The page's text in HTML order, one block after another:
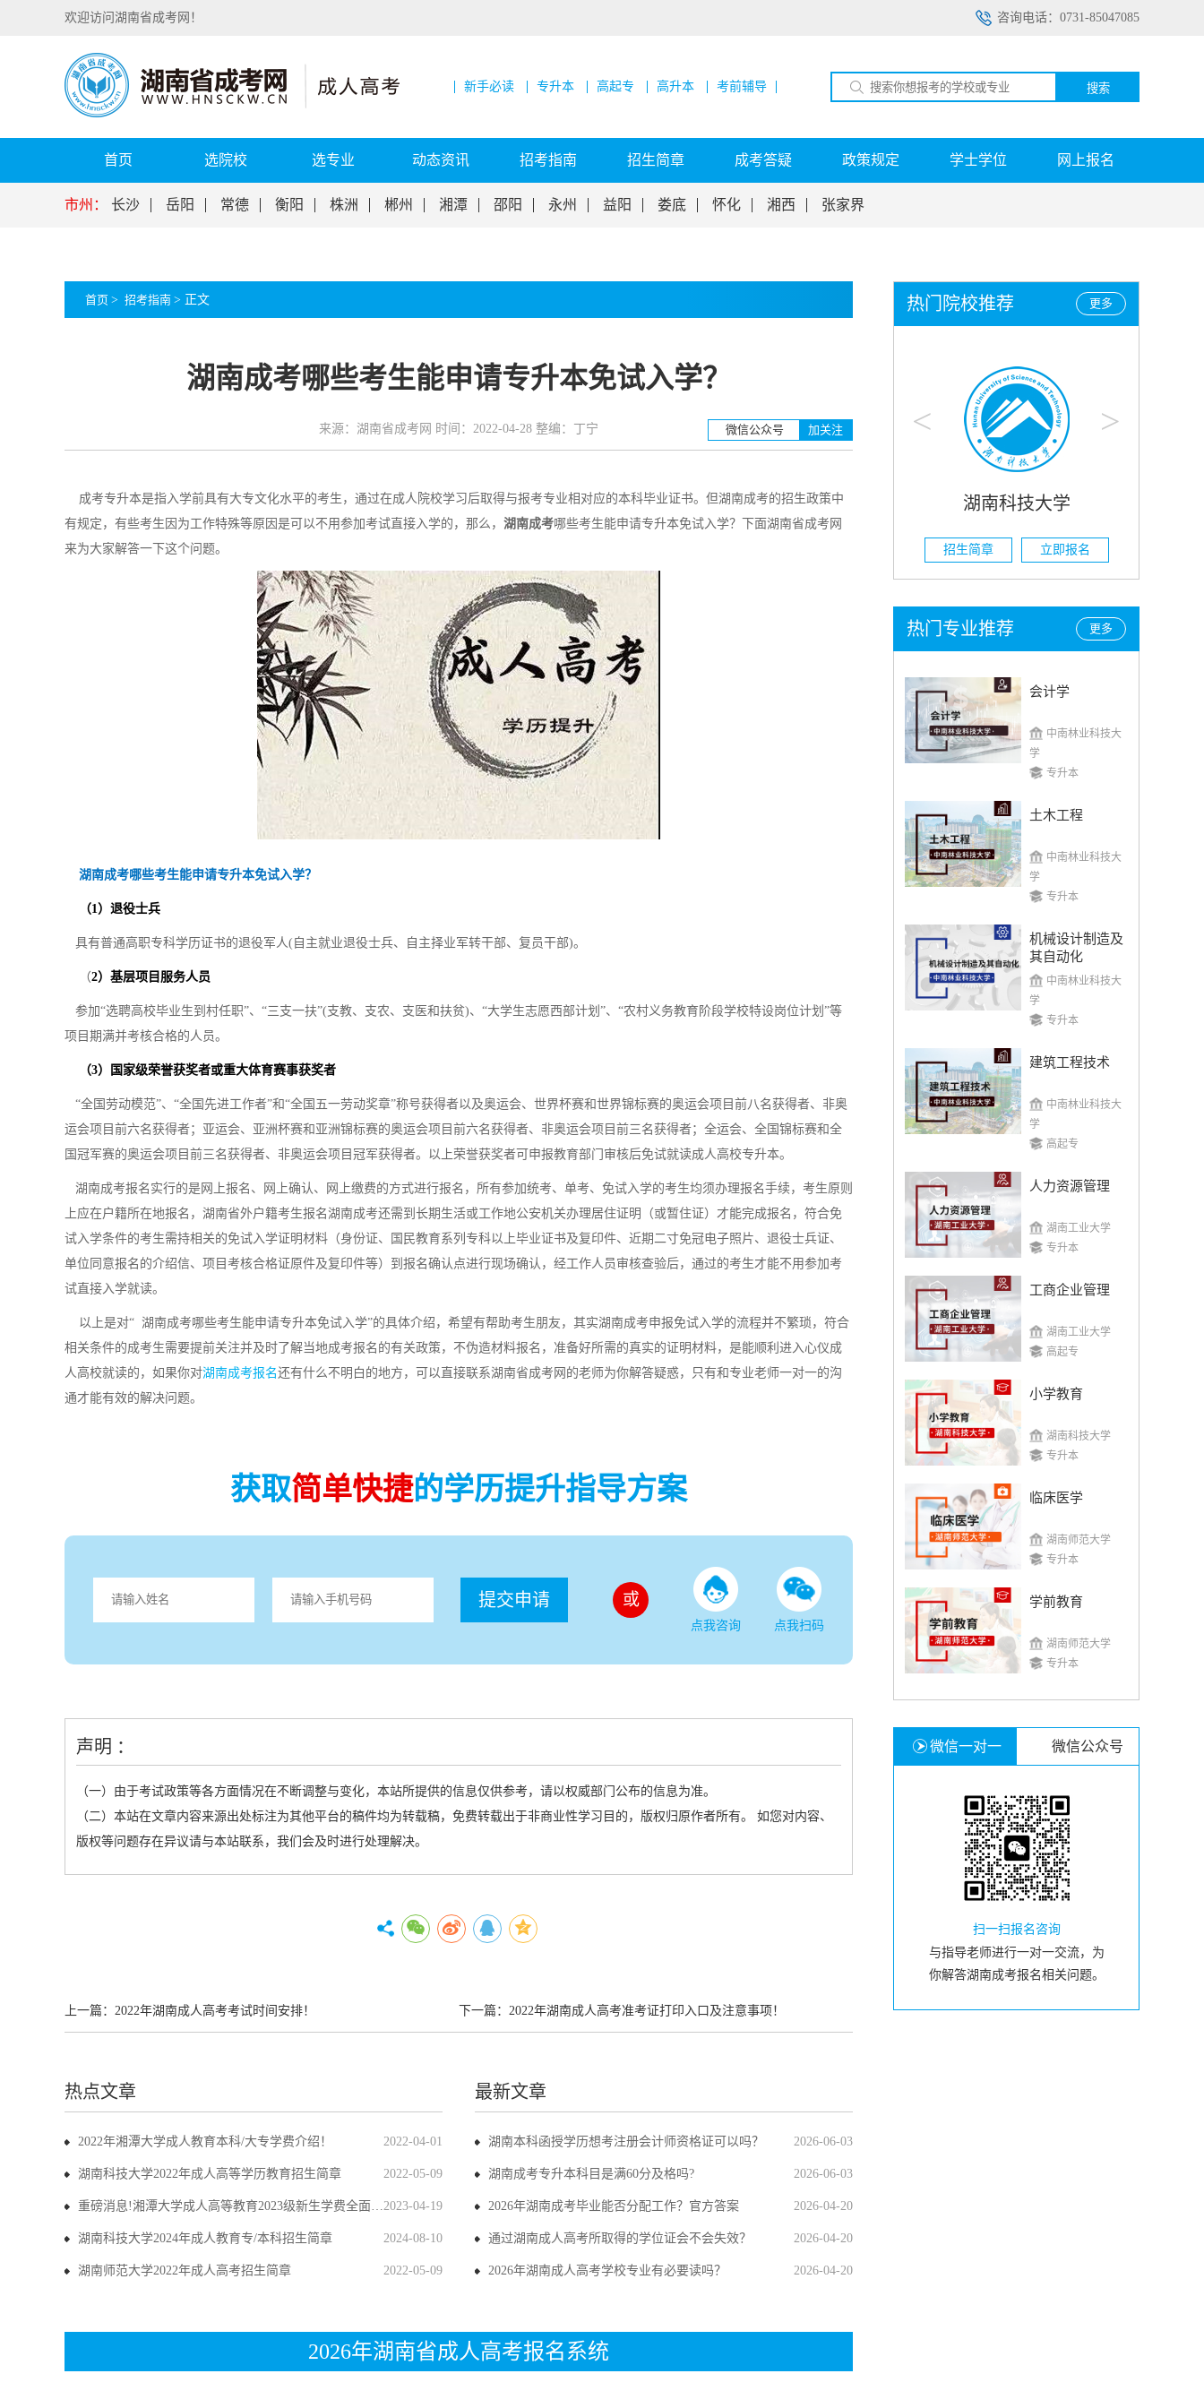
咨询电话：0731-85047085
欢迎访问湖南省成考网！
新手必读 专升本 高起专 高升本 考前辅导 搜索
首页 选院校 选专业 动态资讯 招考指南 招生简章 成考答疑 政策规定 学士学位 网上报名
市州： 长沙 岳阳 常德 衡阳 株洲 郴州 湘潭 邵阳 永州 益阳 娄底 怀化 湘西 张家界
首页 > 招考指南 > 正文
湖南成考哪些考生能申请专升本免试入学？
来源：湖南省成考网 时间：2022-04-28 整编：丁宁 微信公众号 加关注
成考专升本是指入学前具有大专文化水平的考生，通过在成人院校学习后取得与报考专业相对应的本科毕业证书。但湖南成考的招生政策中
有规定，有些考生因为工作特殊等原因是可以不用参加考试直接入学的，那么， 湖南成考哪些考生能申请专升本免试入学？下面湖南省成考网
来为大家解答一下这个问题。
湖南成考哪些考生能申请专升本免试入学？
（1）退役士兵
具有普通高职专科学历证书的退役军人(自主就业退役士兵、自主择业军转干部、复员干部)。
（2）基层项目服务人员
参加“选聘高校毕业生到村任职”、“三支一扶”(支教、支农、支医和扶贫)、“大学生志愿西部计划”、“农村义务教育阶段学校特设岗位计划”等
项目期满并考核合格的人员。
（3）国家级荣誉获奖者或重大体育赛事获奖者
“全国劳动模范”、“全国先进工作者”和“全国五一劳动奖章”称号获得者以及奥运会、世界杯赛和世界锦标赛的奥运会项目前八名获得者、非奥
运会项目前六名获得者；亚运会、亚洲杯赛和亚洲锦标赛的奥运会项目前六名获得者、非奥运会项目前三名获得者；全运会、全国锦标赛和全
国冠军赛的奥运会项目前三名获得者、非奥运会项目冠军获得者。以上荣誉获奖者可申报教育部门审核后免试就读成人高校专升本。
湖南成考报名实行的是网上报名、网上确认、网上缴费的方式进行报名，所有参加统考、单考、免试入学的考生均须办理报名手续，考生原则
上应在户籍所在地报名，湖南省外户籍考生报名湖南成考还需到长期生活或工作地公安机关办理居住证明（或暂住证）才能完成报名，符合免
试入学条件的考生需持相关的免试入学证明材料（身份证、国民教育系列专科以上毕业证书及复印件、近期二寸免冠电子照片、退役士兵证、
单位同意报名的介绍信、项目考核合格证原件及复印件等）到报名确认点进行现场确认，经工作人员审核查验后，通过的考生才能不用参加考
试直接入学就读。
以上是对“ 湖南成考哪些考生能申请专升本免试入学”的具体介绍，希望有帮助考生朋友，其实湖南成考申报免试入学的流程并不繁琐，符合
相关条件的成考生需要提前关注并及时了解当地成考报名的有关政策，不伪造材料报名，准备好所需的真实的证明材料，是能顺利进入心仪成
人高校就读的，如果你对湖南成考报名还有什么不明白的地方，可以直接联系湖南省成考网的老师为你解答疑惑，只有和专业老师一对一的沟
通才能有效的解决问题。
获取简单快捷的学历提升指导方案
提交申请 或
点我咨询 点我扫码
声明 ：
（一）由于考试政策等各方面情况在不断调整与变化，本站所提供的信息仅供参考，请以权威部门公布的信息为准。
（二）本站在文章内容来源出处标注为其他平台的稿件均为转载稿，免费转载出于非商业性学习目的，版权归原作者所有。 如您对内容、
版权等问题存在异议请与本站联系，我们会及时进行处理解决。
上一篇： 2022年湖南成人高考考试时间安排！ 下一篇： 2022年湖南成人高考准考证打印入口及注意事项！
热点文章
2022-04-01
2022年湘潭大学成人教育本科/大专学费介绍！
2022-05-09
湖南科技大学2022年成人高等学历教育招生简章
2023-04-19
重磅消息!湘潭大学成人高等教育2023级新生学费全面上调
2024-08-10
湖南科技大学2024年成人教育专/本科招生简章
2022-05-09
湖南师范大学2022年成人高考招生简章
最新文章
2026-06-03
湖南本科函授学历想考注册会计师资格证可以吗？
2026-06-03
湖南成考专升本科目是满60分及格吗?
2026-04-20
2026年湖南成考毕业能否分配工作？官方答案
2026-04-20
通过湖南成人高考所取得的学位证会不会失效？
2026-04-20
2026年湖南成人高考学校专业有必要读吗？
2026年湖南省成人高考报名系统
更多
热门院校推荐
< >
湖南工业大学 湖南科技大学 湖南农业大学
招生简章 立即报名
更多
热门专业推荐
会计学
中南林业科技大
学
专升本
土木工程
中南林业科技大
学
专升本
机械设计制造及
其自动化
中南林业科技大
学
专升本
建筑工程技术
中南林业科技大
学
高起专
人力资源管理
湖南工业大学
专升本
工商企业管理
湖南工业大学
高起专
小学教育
湖南科技大学
专升本
临床医学
湖南师范大学
专升本
学前教育
湖南师范大学
专升本
微信一对一 微信公众号
扫一扫报名咨询
与指导老师进行一对一交流，为
你解答湖南成考报名相关问题。